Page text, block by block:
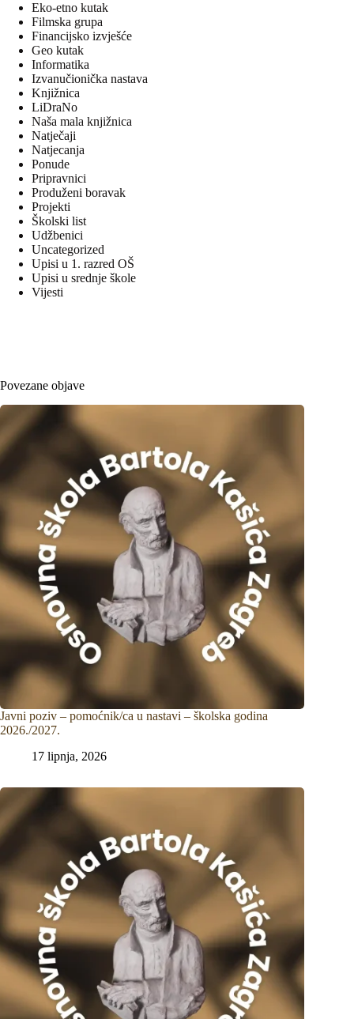
Eko-etno kutak
Filmska grupa
Financijsko izvješće
Geo kutak
Informatika
Izvanučionička nastava
Knjižnica
LiDraNo
Naša mala knjižnica
Natječaji
Natjecanja
Ponude
Pripravnici
Produženi boravak
Projekti
Školski list
Udžbenici
Uncategorized
Upisi u 1. razred OŠ
Upisi u srednje škole
Vijesti
Povezane objave
Javni poziv – pomoćnik/ca u nastavi – školska godina
2026./2027.
17 lipnja, 2026